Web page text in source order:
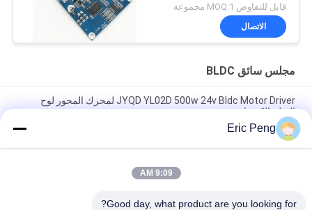
قابل للتفاوض MOQ:1 مجموعة
الاتصال
مجلس سائق BLDC
JYQD YL02D 500w 24v Bldc Motor Driver لمحرك المحور لوح
التزلج الكهربائي
بمحرك تيار مستمر Pwm
Eric Peng
9:09 AM
Good day, what product are you looking for?